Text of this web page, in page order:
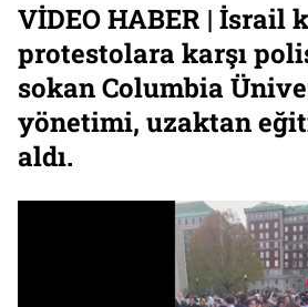
VİDEO HABER | İsrail
protestolara karşı
sokan Columbia
yönetimi, uzaktan
aldı.